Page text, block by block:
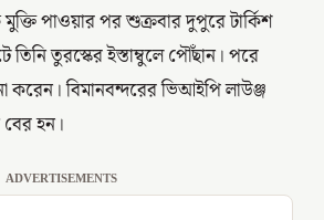
পাওয়ার পর শুক্রবার দুপুরে টার্কিশ
তিনি তুরস্কের ইস্তাম্বুলে পৌঁছান। পরে
করেন। বিমানবন্দরের ভিআইপি লাউঞ্জ
হন।
ADVERTISEMENTS